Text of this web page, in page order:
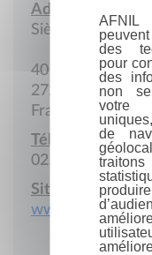
Adresse :
Siège social
40 Rue des
27210
France
Téléphone :
02.32.41.70.56
Site Internet :
www.kjcom.fr
des
pour
des
non
votre
de